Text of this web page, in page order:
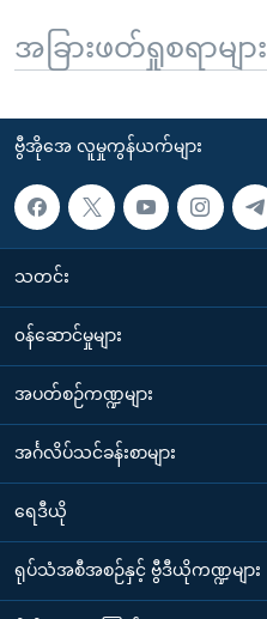
အခြားဖတ်ရှုစရာများ
ဗွီအိုအေ လူမှုကွန်ယက်များ
သတင်း
၀န်ဆောင်မှုများ
အပတ်စဉ်ကဏ္ဍများ
အင်္ဂလိပ်သင်ခန်းစာများ
ရေဒီယို
ရုပ်သံအစီအစဉ်နှင့် ဗွီဒီယိုကဏ္ဍများ